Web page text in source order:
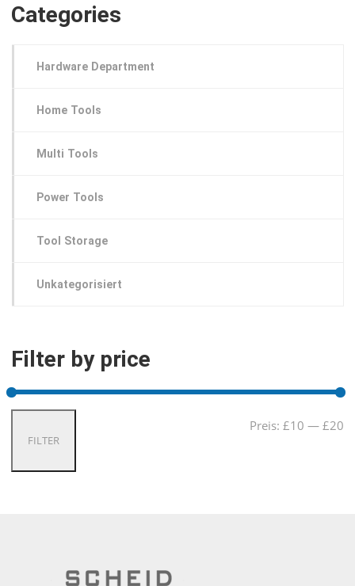
Categories
Hardware Department
Home Tools
Multi Tools
Power Tools
Tool Storage
Unkategorisiert
Filter by price
FILTER
Preis: £10 — £20